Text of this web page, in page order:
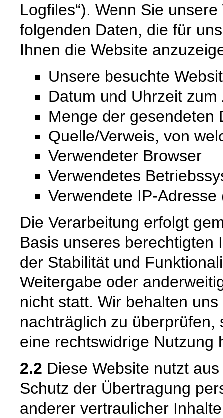
Logfiles“). Wenn Sie
folgenden Daten, die für
Ihnen die Website
Unsere besuchte
Datum und Uhrzeit
Menge der gesendeten
Quelle/Verweis, von
Verwendeter Browser
Verwendetes
Verwendete IP-
Die Verarbeitung erfolgt
Basis unseres berechtigten
der Stabilität und
Weitergabe oder
nicht statt. Wir behalten
nachträglich zu überprüfen,
eine rechtswidrige Nutzung
2.2 Diese Website nutzt
Schutz der Übertragung
anderer vertraulicher